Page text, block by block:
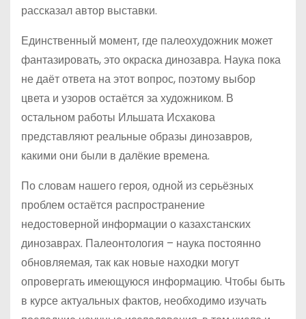
рассказал автор выставки.
Единственный момент, где палеохудожник может
фантазировать, это окраска динозавра. Наука пока
не даёт ответа на этот вопрос, поэтому выбор
цвета и узоров остаётся за художником. В
остальном работы Ильшата Исхакова
представляют реальные образы динозавров,
какими они были в далёкие времена.
По словам нашего героя, одной из серьёзных
проблем остаётся распространение
недостоверной информации о казахстанских
динозаврах. Палеонтология – наука постоянно
обновляемая, так как новые находки могут
опровергать имеющуюся информацию. Чтобы быть
в курсе актуальных фактов, необходимо изучать